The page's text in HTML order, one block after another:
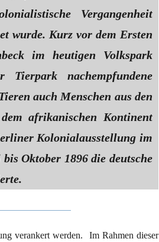
Vergangenheit
wurde. Kurz vor dem Ersten
im heutigen Volkspark
Tierpark nachempfundene
auch Menschen aus den
afrikanischen Kontinent
Kolonialausstellung im
Oktober 1896 die deutsche
verankert werden. Im Rahmen dieser